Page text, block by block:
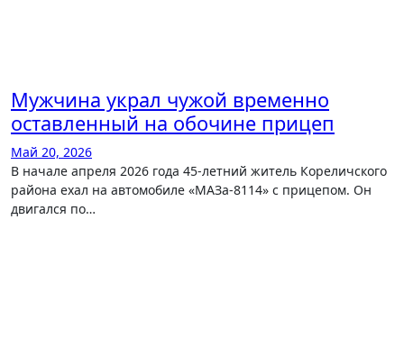
Мужчина украл чужой временно
оставленный на обочине прицеп
Май 20, 2026
В начале апреля 2026 года 45-летний житель Кореличского
района ехал на автомобиле «МАЗа-8114» с прицепом. Он
двигался по…